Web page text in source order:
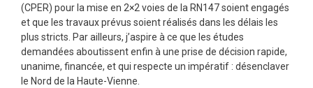
(CPER) pour la mise en 2×2 voies de la RN147 soient engagés
et que les travaux prévus soient réalisés dans les délais les
plus stricts. Par ailleurs, j’aspire à ce que les études
demandées aboutissent enfin à une prise de décision rapide,
unanime, financée, et qui respecte un impératif : désenclaver
le Nord de la Haute-Vienne.